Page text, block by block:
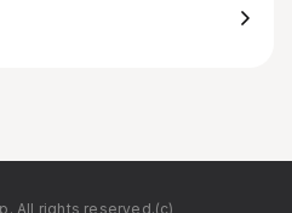
All rights reserved.(c)